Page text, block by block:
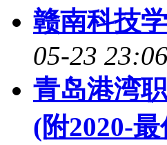
赣南科技
05-23
青岛港湾
(附2020-